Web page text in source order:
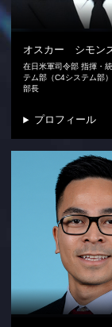
オスカー シモン
在日米軍司令部 指揮・
テム部（C4システム部）
部長
プロフィール